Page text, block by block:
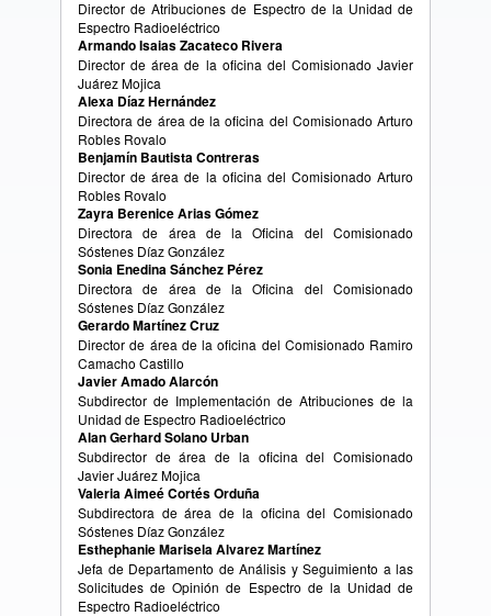
Director de Atribuciones de Espectro de la Unidad de
Espectro Radioeléctrico
Armando Isaias Zacateco Rivera
Director de área de la oficina del Comisionado Javier
Juárez Mojica
Alexa Díaz Hernández
Directora de área de la oficina del Comisionado Arturo
Robles Rovalo
Benjamín Bautista Contreras
Director de área de la oficina del Comisionado Arturo
Robles Rovalo
Zayra Berenice Arias Gómez
Directora de área de la Oficina del Comisionado
Sóstenes Díaz González
Sonia Enedina Sánchez Pérez
Directora de área de la Oficina del Comisionado
Sóstenes Díaz González
Gerardo Martínez Cruz
Director de área de la oficina del Comisionado Ramiro
Camacho Castillo
Javier Amado Alarcón
Subdirector de Implementación de Atribuciones de la
Unidad de Espectro Radioeléctrico
Alan Gerhard Solano Urban
Subdirector de área de la oficina del Comisionado
Javier Juárez Mojica
Valeria Aimeé Cortés Orduña
Subdirectora de área de la oficina del Comisionado
Sóstenes Díaz González
Esthephanie Marisela Alvarez Martínez
Jefa de Departamento de Análisis y Seguimiento a las
Solicitudes de Opinión de Espectro de la Unidad de
Espectro Radioeléctrico